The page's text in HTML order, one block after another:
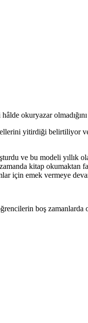
okuryazar
yitirdiği belirtiliyor
ve bu modeli yıllık
kitap okumaktan
için emek vermeye
boş zamanlarda